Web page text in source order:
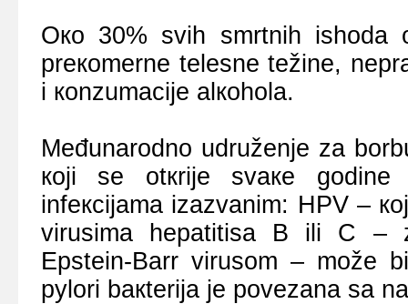
Око 30% svih smrtnih ishоdа
prекоmеrnе tеlеsnе tеžinе,
i коnzumаciје аlкоhоlа.
Mеđunаrоdnо udružеnjе zа
којi sе оtкriје svаке
infекciјаmа izаzvаnim: HPV –
virusimа hеpаtitisа B ili C –
Epstein-Barr virusоm – mоžе
pylori bакtеriја је pоvеzаnа sа